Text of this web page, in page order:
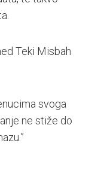
Teki Misbah
svoga
ne stiže do